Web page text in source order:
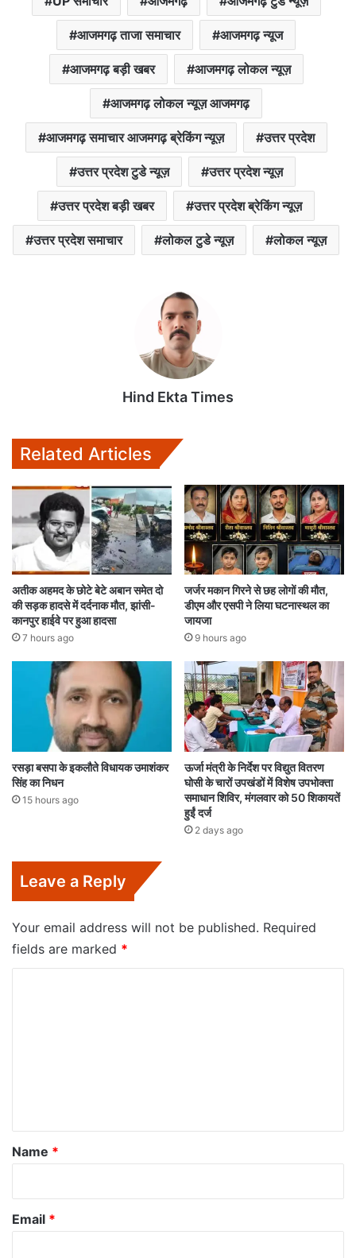
आजमगढ़ ताजा समाचार आजमगढ़ न्यूज
आजमगढ़ बड़ी खबर आजमगढ़ लोकल न्यूज़
आजमगढ़ लोकल न्यूज़ आजमगढ़
आजमगढ़ समाचार आजमगढ़ ब्रेकिंग न्यूज़ उत्तर प्रदेश
उत्तर प्रदेश टुडे न्यूज़ उत्तर प्रदेश न्यूज़
उत्तर प्रदेश बड़ी खबर उत्तर प्रदेश ब्रेकिंग न्यूज़
उत्तर प्रदेश समाचार लोकल टुडे न्यूज़ लोकल न्यूज़
Hind Ekta Times
Related Articles
अतीक अहमद के छोटे बेटे अबान समेत दो
की सड़क हादसे में दर्दनाक मौत, झांसी-
कानपुर हाईवे पर हुआ हादसा
7 hours ago
जर्जर मकान गिरने से छह लोगों की मौत,
डीएम और एसपी ने लिया घटनास्थल का
जायजा
9 hours ago
रसड़ा बसपा के इकलौते विधायक उमाशंकर
सिंह का निधन
15 hours ago
ऊर्जा मंत्री के निर्देश पर विद्युत वितरण
घोसी के चारों उपखंडों में विशेष उपभोक्ता
समाधान शिविर, मंगलवार को 50 शिकायतें
हुईं दर्ज
2 days ago
Leave a Reply
Your email address will not be published. Required
fields are marked *
*
Name *
Email *